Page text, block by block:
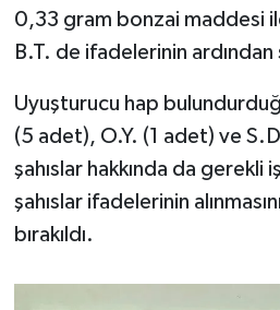
0,33 gram bonzai maddesi
B.T. de ifadelerinin ardından
Uyuşturucu hap
(5 adet), O.Y. (1 adet) ve
şahıslar hakkında da gerekli
şahıslar ifadelerinin
bırakıldı.